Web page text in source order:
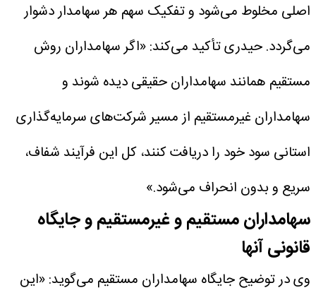
اصلی مخلوط می‌شود و تفکیک سهم هر سهامدار دشوار
می‌گردد.حیدری تأکید می‌کند: «اگر سهامداران روش
مستقیم همانند سهامداران حقیقی دیده شوند و
سهامداران غیرمستقیم از مسیر شرکت‌های سرمایه‌گذاری
استانی سود خود را دریافت کنند، کل این فرآیند شفاف،
سریع و بدون انحراف می‌شود.»
سهامداران مستقیم و غیرمستقیم و جایگاه
قانونی آنها
وی در توضیح جایگاه سهامداران مستقیم می‌گوید: «این